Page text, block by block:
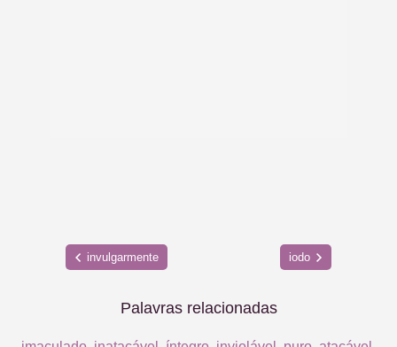
invulgarmente iodo
Palavras relacionadas